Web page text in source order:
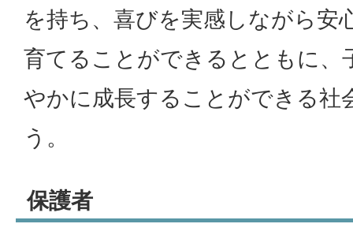
を持ち、喜びを実感しながら安
育てることができるとともに、
やかに成長することができる社
う。
保護者